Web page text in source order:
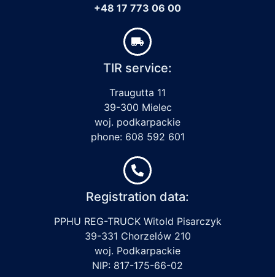
+48 17 773 06 00
TIR service:
Traugutta 11
39-300 Mielec
woj. podkarpackie
phone: 608 592 601
Registration data:
PPHU REG-TRUCK Witold Pisarczyk
39-331 Chorzelów 210
woj. Podkarpackie
NIP: 817-175-66-02